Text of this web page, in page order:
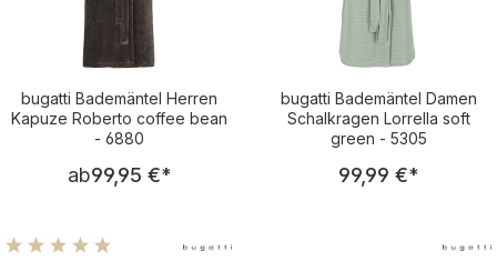
bugatti Bademäntel Herren
Kapuze Roberto coffee bean
- 6880
Regulärer Preis:
ab99,95 €*
bugatti Bademäntel Damen
Schalkragen Lorrella soft
green - 5305
Regulärer
99,99 €*